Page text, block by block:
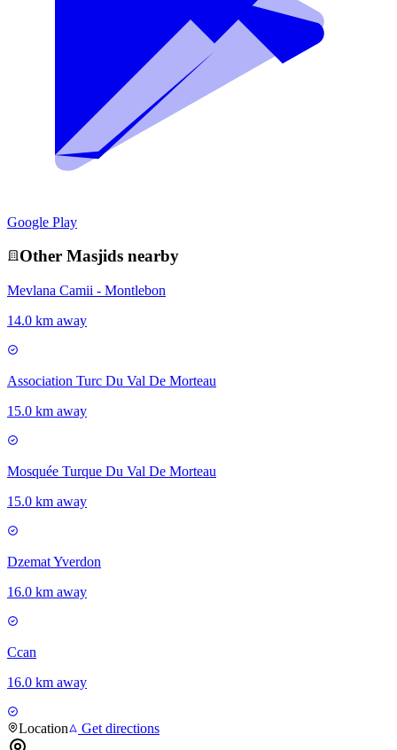
Google Play
Other Masjids nearby
Mevlana Camii - Montlebon
14.0 km away
Association Turc Du Val De Morteau
15.0 km away
Mosquée Turque Du Val De Morteau
15.0 km away
Dzemat Yverdon
16.0 km away
Ccan
16.0 km away
Location Get directions